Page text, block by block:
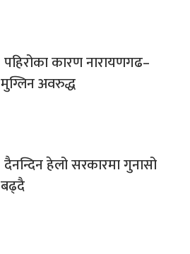
पहिरोका कारण नारायणगढ–
मुग्लिन अवरुद्ध
दैनन्दिन हेलो सरकारमा गुनासो
बढ्दै